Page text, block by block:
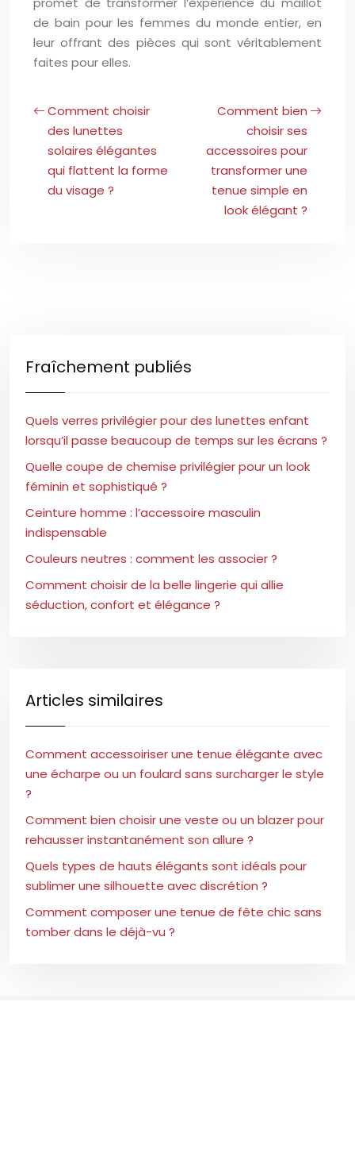
de bain pour les femmes du monde entier, en
leur offrant des pièces qui sont véritablement
faites pour elles.
Comment choisir
des lunettes
solaires élégantes
qui flattent la forme
du visage ?
Comment bien
choisir ses
accessoires pour
transformer une
tenue simple en
look élégant ?
Fraîchement publiés
Quels verres privilégier pour des lunettes enfant
lorsqu’il passe beaucoup de temps sur les écrans ?
Quelle coupe de chemise privilégier pour un look
féminin et sophistiqué ?
Ceinture homme : l’accessoire masculin
indispensable
Couleurs neutres : comment les associer ?
Comment choisir de la belle lingerie qui allie
séduction, confort et élégance ?
Articles similaires
Comment accessoiriser une tenue élégante avec
une écharpe ou un foulard sans surcharger le style
?
Comment bien choisir une veste ou un blazer pour
rehausser instantanément son allure ?
Quels types de hauts élégants sont idéals pour
sublimer une silhouette avec discrétion ?
Comment composer une tenue de fête chic sans
tomber dans le déjà-vu ?